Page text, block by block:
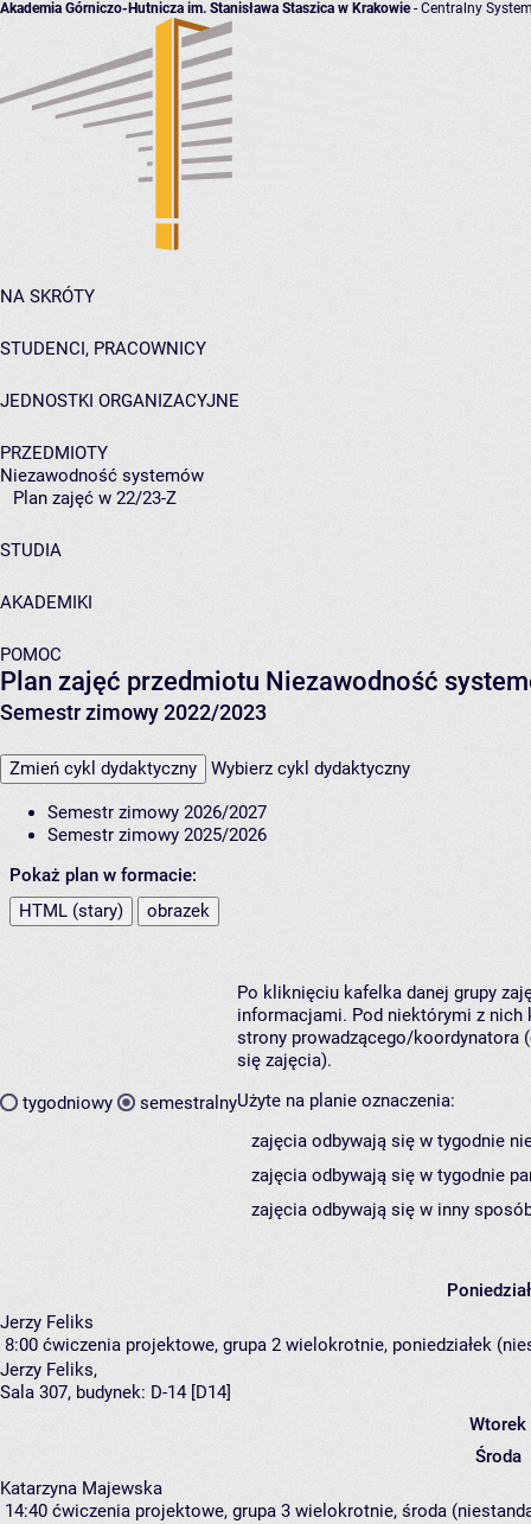
Akademia Górniczo-Hutnicza im. Stanisława Staszica w Krakowie- Centralny
NA SKRÓTY
STUDENCI, PRACOWNICY
JEDNOSTKI ORGANIZACYJNE
PRZEDMIOTY
Niezawodność systemów
Plan zajęć w 22/23-Z
STUDIA
AKADEMIKI
POMOC
Plan zajęć przedmiotu Niezawodność
Semestr zimowy 2022/2023
Zmień cykl dydaktyczny Wybierz cykl dydaktyczny
Semestr zimowy 2026/2027
Semestr zimowy 2025/2026
Pokaż plan w formacie:
HTML (stary)
obrazek
tygodniowy semestralny
Po kliknięciu kafelka danej grupy
informacjami. Pod niektórymi z nich
strony prowadzącego/koordynatora
się zajęcia).
Użyte na planie oznaczenia:
zajęcia odbywają się w tygodnie
zajęcia odbywają się w tygodnie
zajęcia odbywają się w inny
Jerzy Feliks
8:00 ćwiczenia projektowe, grupa 2 wielokrotnie, poniedziałek
Jerzy Feliks,
Sala 307, budynek: D-14 [D14]
Wtorek
Środa
Katarzyna Majewska
14:40 ćwiczenia projektowe, grupa 3 wielokrotnie, środa